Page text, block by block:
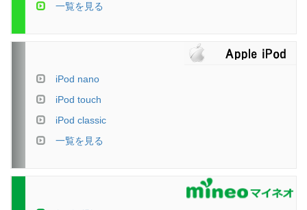
一覧を見る
iPod nano
iPod touch
iPod classic
一覧を見る